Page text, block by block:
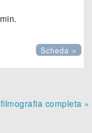
Scheda »
completa »